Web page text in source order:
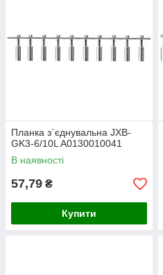
Планка з`єднувальна JXB-
GK3-6/10L A0130010041
В наявності
57,79 ₴
Купити